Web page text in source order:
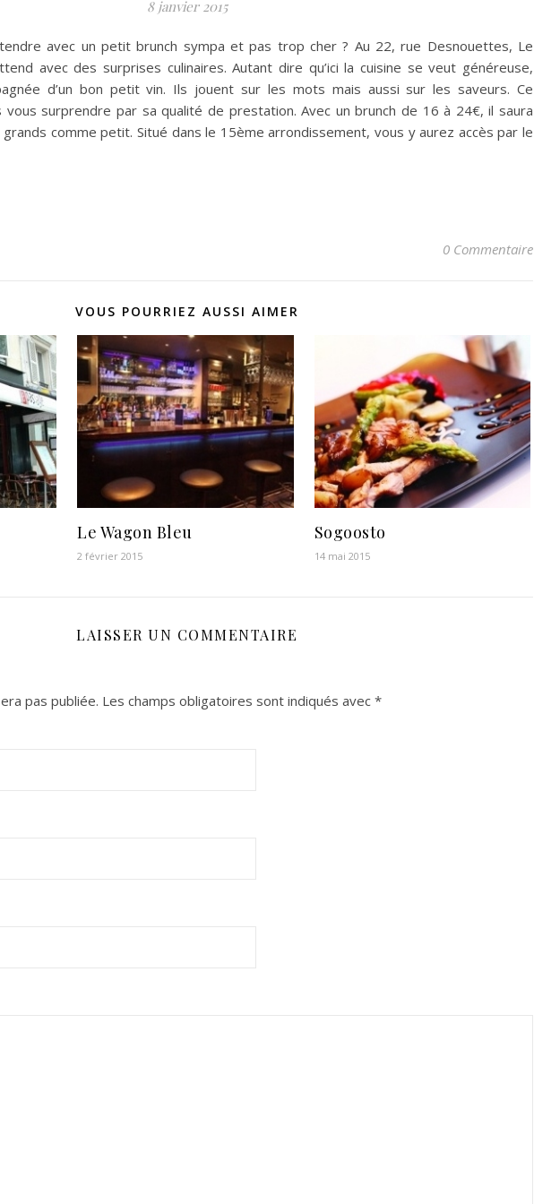
8 janvier 2015
avec un petit brunch sympa et pas trop cher ? Au 22, rue Desnouettes, Le
avec des surprises culinaires. Autant dire qu’ici la cuisine se veut généreuse,
d’un bon petit vin. Ils jouent sur les mots mais aussi sur les saveurs. Ce
surprendre par sa qualité de prestation. Avec un brunch de 16 à 24€, il saura
comme petit. Situé dans le 15ème arrondissement, vous y aurez accès par le
0 Commentaire
VOUS POURRIEZ AUSSI AIMER
Le Wagon Bleu
2 février 2015
Sogoosto
14 mai 2015
LAISSER UN COMMENTAIRE
pas publiée. Les champs obligatoires sont indiqués avec *